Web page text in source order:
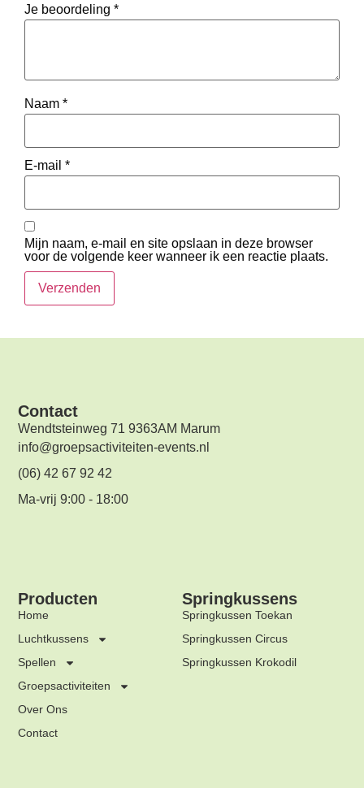
Je beoordeling *
Naam *
E-mail *
Mijn naam, e-mail en site opslaan in deze browser
voor de volgende keer wanneer ik een reactie plaats.
Springkussens
Springkussen Toekan
Springkussen Circus
Springkussen Krokodil
Producten
Home
Luchtkussens
Spellen
Groepsactiviteiten
Over Ons
Contact
Contact
Wendtsteinweg 71 9363AM Marum
info@groepsactiviteiten-events.nl
(06) 42 67 92 42
Ma-vrij 9:00 - 18:00